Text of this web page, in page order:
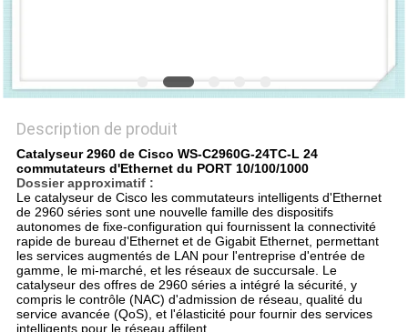
DE
CONFIDENTIALITÉ
Description de produit
Catalyseur 2960 de Cisco WS-C2960G-24TC-L 24
commutateurs d'Ethernet du PORT 10/100/1000
Dossier approximatif :
Le catalyseur de Cisco les commutateurs intelligents d'Ethernet
de 2960 séries sont une nouvelle famille des dispositifs
autonomes de fixe-configuration qui fournissent la connectivité
rapide de bureau d'Ethernet et de Gigabit Ethernet, permettant
les services augmentés de LAN pour l'entreprise d'entrée de
gamme, le mi-marché, et les réseaux de succursale. Le
catalyseur des offres de 2960 séries a intégré la sécurité, y
compris le contrôle (NAC) d'admission de réseau, qualité du
service avancée (QoS), et l'élasticité pour fournir des services
intelligents pour le réseau affilent.